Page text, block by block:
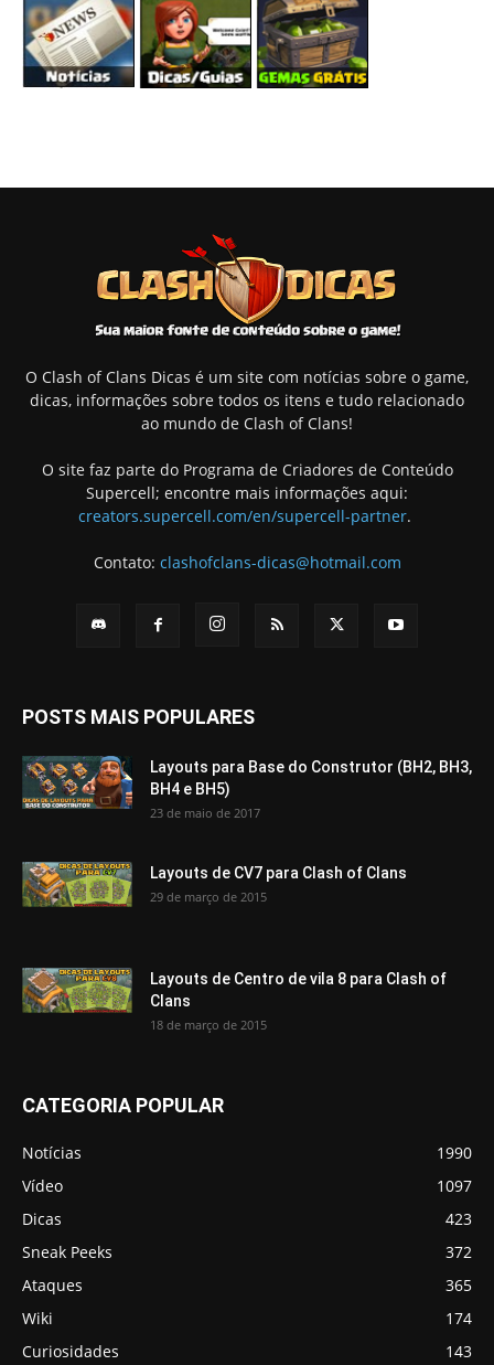
O Clash of Clans Dicas é um site com notícias sobre o game,
dicas, informações sobre todos os itens e tudo relacionado
ao mundo de Clash of Clans!
O site faz parte do Programa de Criadores de Conteúdo
Supercell; encontre mais informações aqui:
creators.supercell.com/en/supercell-partner.
Contato: clashofclans-dicas@hotmail.com
POSTS MAIS POPULARES
Layouts para Base do Construtor (BH2, BH3,
BH4 e BH5)
23 de maio de 2017
Layouts de CV7 para Clash of Clans
29 de março de 2015
Layouts de Centro de vila 8 para Clash of
Clans
18 de março de 2015
CATEGORIA POPULAR
Notícias
1990
Vídeo
1097
Dicas
423
Sneak Peeks
372
Ataques
365
Wiki
174
Curiosidades
143